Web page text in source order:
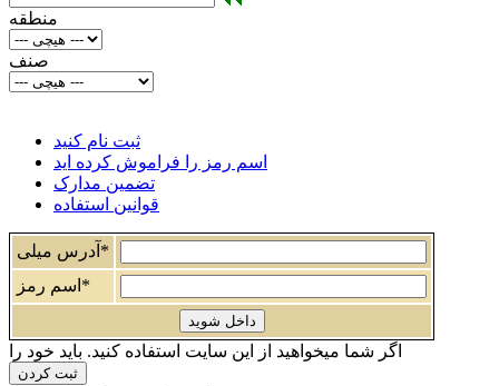
منطقه
صنف
ثبت نام کنید
اسم رمز را فراموش کرده اید
تضمین مدارک
قوانين استفاده
آدرس میلی*
اسم رمز*
اگر شما میخواهید از این سایت استفاده کنید. باید خود را